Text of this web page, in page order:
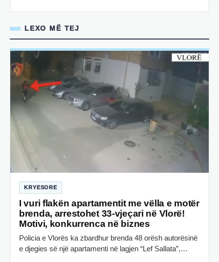
LEXO MË TEJ
KRYESORE
I vuri flakën apartamentit me vëlla e motër
brenda, arrestohet 33-vjeçari në Vlorë!
Motivi, konkurrenca në biznes
Policia e Vlorës ka zbardhur brenda 48 orësh autorësinë
e djegies së një apartamenti në lagjen “Lef Sallata”,…